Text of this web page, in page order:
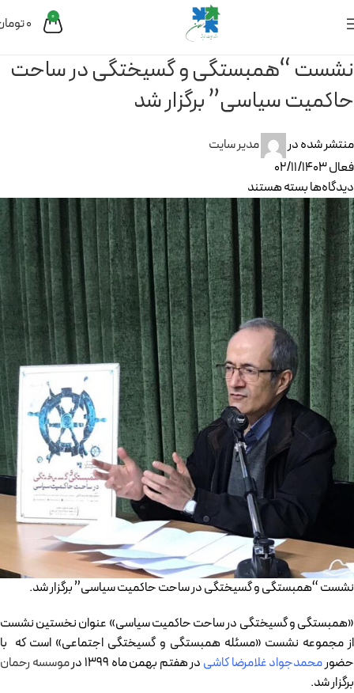
0
0
نشست “همبستگی و گسیختگی در ساحت
حاکمیت سیاسی” برگزار شد
منتشر شده در
مدیر سایت
فعال 02/11/1403
دیدگاه‌هابسته هستند
نشست “همبستگی و گسیختگی در ساحت حاکمیت سیاسی” برگزار شد.
«همبستگی و گسیختگی در ساحت حاکمیت سیاسی» عنوان نخستین نشست
از مجموعه نشست «مسئله همبستگی و گسیختگی اجتماعی» است که با
حضورمحمدجواد غلامرضا کاشی در هفتم بهمن ماه 1399 در
موسسه رحمان
برگزار شد.